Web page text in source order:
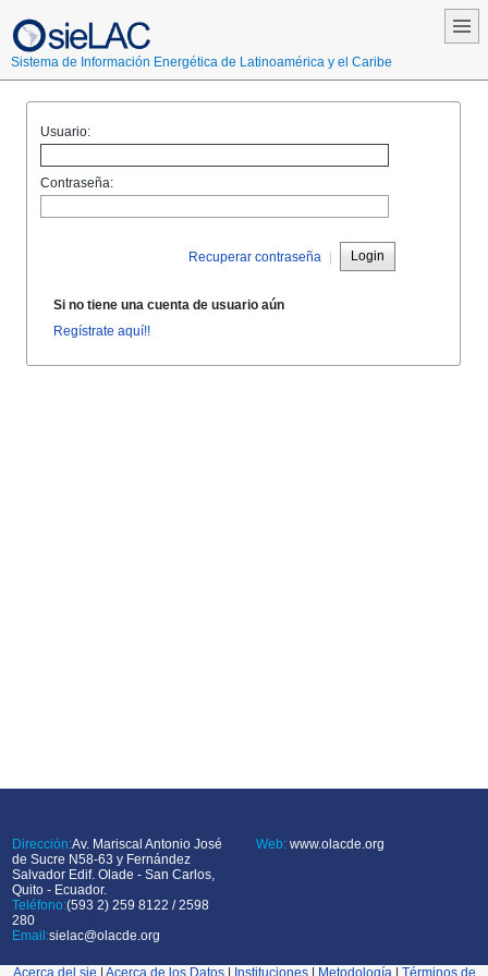
Sistema de Información Energética de Latinoamérica y el Caribe
Usuario:
Contraseña:
Recuperar contraseña | Login
Si no tiene una cuenta de usuario aún
Regístrate aquí!!
Dirección:Av. Mariscal Antonio José
de Sucre N58-63 y Fernández
Salvador Edif. Olade - San Carlos,
Quito - Ecuador.
Teléfono:(593 2) 259 8122 / 2598
280
Email:sielac@olacde.org
Web: www.olacde.org
Acerca del sie Acerca de los Datos| Instituciones| Metodología Términos de